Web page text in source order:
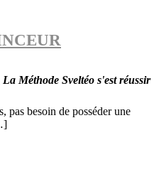
Méthode Sveltéo s'est réussir
pas besoin de posséder une